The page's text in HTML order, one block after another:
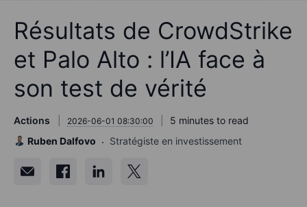
Résultats de CrowdStrike
et Palo Alto : l’IA face à
son test de vérité
Actions 2026-06-01 08:30:00
5 minutes to read
Ruben Dalfovo
Stratégiste en investissement